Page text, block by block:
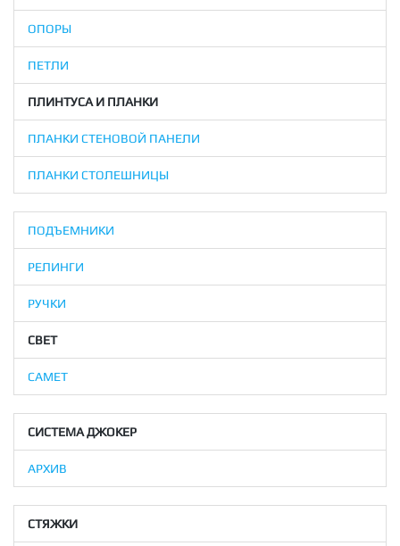
ОПОРЫ
ПЕТЛИ
ПЛИНТУСА И ПЛАНКИ
ПЛАНКИ СТЕНОВОЙ ПАНЕЛИ
ПЛАНКИ СТОЛЕШНИЦЫ
ПОДЪЕМНИКИ
РЕЛИНГИ
РУЧКИ
СВЕТ
САМЕТ
СИСТЕМА ДЖОКЕР
АРХИВ
СТЯЖКИ